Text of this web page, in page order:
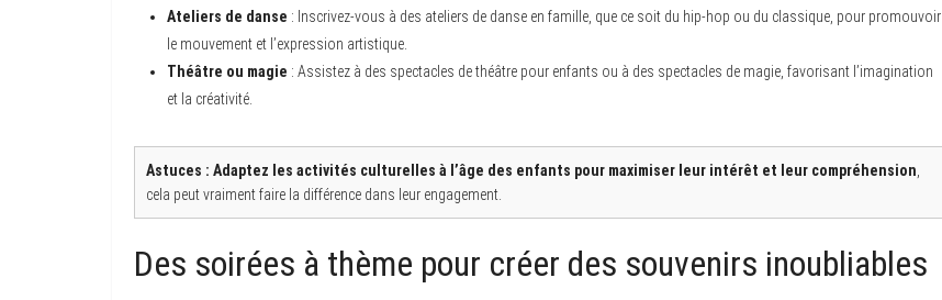
Ateliers de danse : Inscrivez-vous à des ateliers de danse en famille, que ce soit du hip-hop ou du classique, pour promouvoir
le mouvement et l’expression artistique.
Théâtre ou magie : Assistez à des spectacles de théâtre pour enfants ou à des spectacles de magie, favorisant l’imagination
et la créativité.
Astuces : Adaptez les activités culturelles à l’âge des enfants pour maximiser leur intérêt et leur compréhension,
cela peut vraiment faire la différence dans leur engagement.
Des soirées à thème pour créer des souvenirs inoubliables